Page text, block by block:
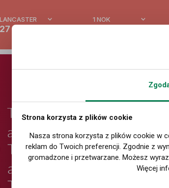
LANCASTER
27 °C
1 NOK
Strona korzysta z plików cookie
Nasza strona korzysta z plików cookie w
reklam do Twoich preferencji. Zgodnie z
gromadzone i przetwarzane. Możesz
Więcej